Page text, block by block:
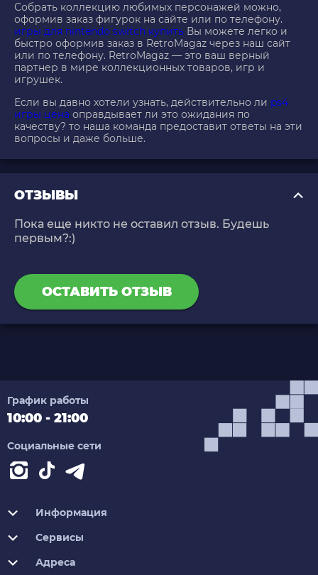
Собрать коллекцию любимых персонажей можно,
оформив заказ фигурок на сайте или по телефону.
игры для nintendo switch купить Вы можете легко и
быстро оформив заказ в RetroMagaz через наш сайт
или по телефону. RetroMagaz — это ваш верный
партнер в мире коллекционных товаров, игр и
игрушек.
Если вы давно хотели узнать, действительно ли ps4
игры цена оправдывает ли это ожидания по
качеству? то наша команда предоставит ответы на эти
вопросы и даже больше.
ОТЗЫВЫ
Пока еще никто не оставил отзыв. Будешь
первым?:)
ОСТАВИТЬ ОТЗЫВ
График работы
10:00 - 21:00
Социальные сети
Информация
Сервисы
Адреса